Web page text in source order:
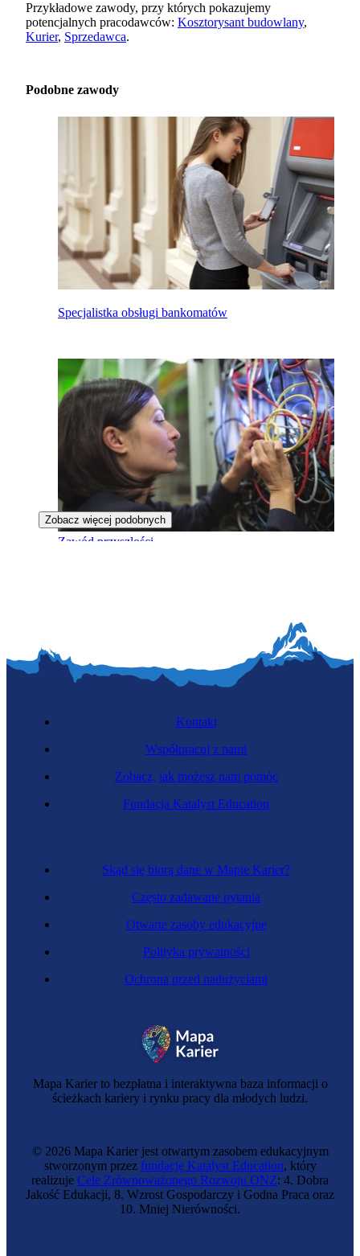
Przykładowe zawody, przy których pokazujemy
potencjalnych pracodawców: Kosztorysant budowlany,
Kurier, Sprzedawca.
Podobne zawody
Specjalistka obsługi bankomatów
Zawód przyszłości
Toksykolożka
Analityczka laboratoryjna
Zobacz więcej podobnych
Mapa Karier to bezpłatna i interaktywna baza informacji o
ścieżkach kariery i rynku pracy dla młodych ludzi.
Skąd się biorą dane w Mapie Karier?
Często zadawane pytania
Otwarte zasoby edukacyjne
Polityka prywatności
Ochrona przed nadużyciami
Kontakt
Współpracuj z nami
Zobacz, jak możesz nam pomóc
Fundacja Katalyst Education
© 2026 Mapa Karier jest otwartym zasobem edukacyjnym
stworzonym przez fundację Katalyst Education, który
realizuje Cele Zrównoważonego Rozwoju ONZ: 4. Dobra
Jakość Edukacji, 8. Wzrost Gospodarczy i Godna Praca oraz
10. Mniej Nierówności.